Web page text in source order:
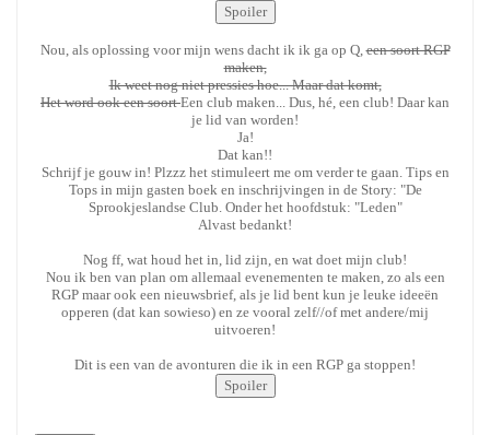
Nou, als oplossing voor mijn wens dacht ik ik ga op Q,een soort RGP
maken,
Ik weet nog niet pressies hoe... Maar dat komt,
Het word ook een soortEen club maken... Dus, hé, een club! Daar kan
je lid van worden!
Ja!
Dat kan!!
Schrijf je gouw in! Plzzz het stimuleert me om verder te gaan. Tips en
Tops in mijn gasten boek en inschrijvingen in de Story: "De
Sprookjeslandse Club. Onder het hoofdstuk: "Leden"
Alvast bedankt!
Nog ff, wat houd het in, lid zijn, en wat doet mijn club!
Nou ik ben van plan om allemaal evenementen te maken, zo als een
RGP maar ook een nieuwsbrief, als je lid bent kun je leuke ideeën
opperen (dat kan sowieso) en ze vooral zelf//of met andere/mij
uitvoeren!
Dit is een van de avonturen die ik in een RGP ga stoppen!